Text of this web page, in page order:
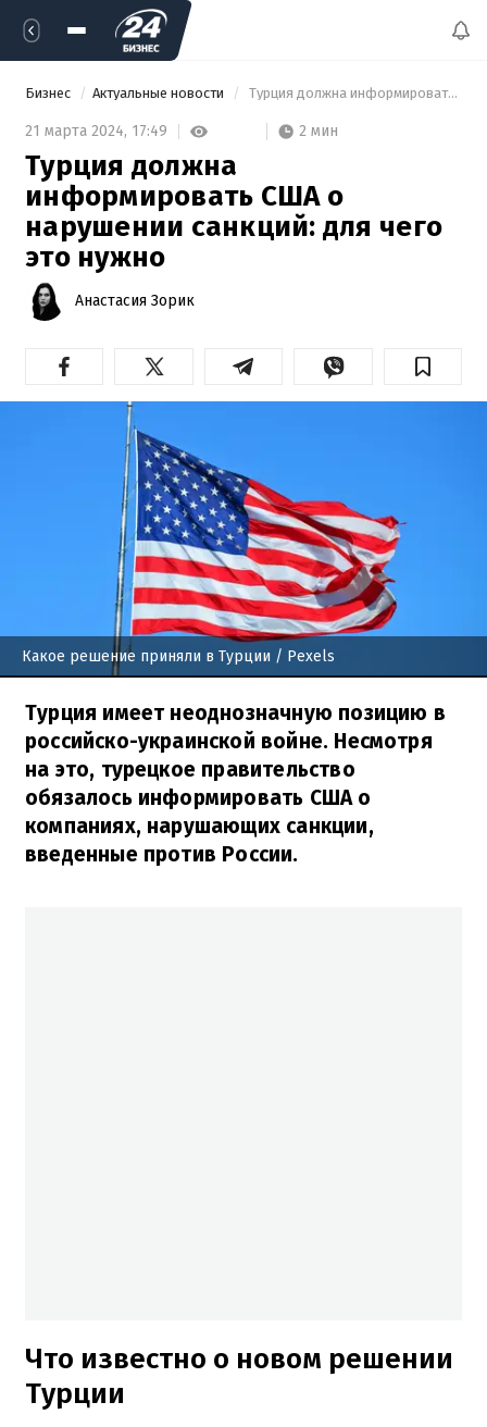
Бизнес Актуальные новости Турция должна информировать США о нарушении санкций: для чего это нужно
21 марта 2024, 17:49 2 мин
Турция должна
информировать США о
нарушении санкций: для чего
это нужно
Анастасия Зорик
Какое решение приняли в Турции / Pexels
Турция имеет неоднозначную позицию в
российско-украинской войне. Несмотря
на это, турецкое правительство
обязалось информировать США о
компаниях, нарушающих санкции,
введенные против России.
Что известно о новом решении
Турции